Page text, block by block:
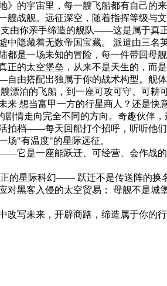
》的宇宙里，每一艘飞船都有自己
艘战舰。远征深空，随着指挥等级
由你亲手缔造的舰队——这是属于真
中隐藏着无数帝国宝藏。 派遣由三
是一场未知的冒险，每一件带回母
正的太空堡垒，从来不是天生的，
由搭配出独属于你的战术构型。舰
漂泊的飞船，到一座可攻可守、可
来 想当富甲一方的行星商人？还是
情走向完全不同的方向。奇趣伙伴
拍档——每天回船打个招呼，听听他
场"有温度"的星际远征。
它是一座能跃迁、可经营、会作战
的星际科幻—— 跃迁不是传送阵的换
对黑客入侵的太空贸易； 母舰不是
写未来，开辟商路，缔造属于你的行